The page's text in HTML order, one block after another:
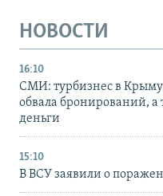
НОВОСТИ
16:10
СМИ: турбизнес в Крыму
обвала бронирований, а
деньги
15:10
В ВСУ заявили о